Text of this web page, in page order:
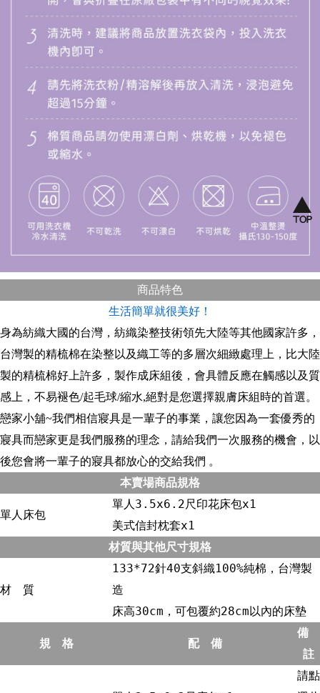
商品特色
生活簡單就很美好！
身為紡織大國的台灣，紡織染整技術領先大陸等其他國家許多，
台灣製的精梳棉在染整以及織工等的多層次細緻處理上，比大陸
製的精梳棉好上許多，製作成床組後，會具體反應在觸感以及質
感上，不易褪色/起毛球/縮水,絕對是您選擇親膚床組時的首選。
戀家小舖~我們相信寢具是一輩子的事業，讓您因為一套優秀的
寢具而戀家更是我們服務的理念，請給我們一次服務的機會，以
後您會將一輩子的寢具都放心的交給我們 。
本賣場商品規格
單人床包
單人3.5x6.2尺印花床包x1
美式信封枕套x1
材質與其他尺寸規格
材 質
133*72針40支斜織100%純棉，台灣製
造
床高30cm，可包覆約28cm以內的床墊
規 格 配 備
備
註
請點